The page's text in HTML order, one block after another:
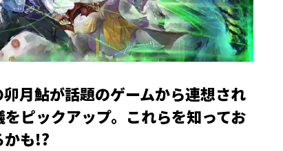
月鮎が話題のゲームから連想され
ピックアップ。これらを知ってお
かも!?